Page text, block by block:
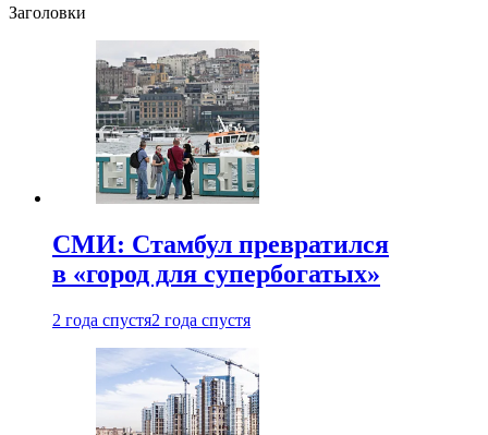
Заголовки
СМИ: Стамбул превратился
в «город для супербогатых»
2 года спустя2 года спустя